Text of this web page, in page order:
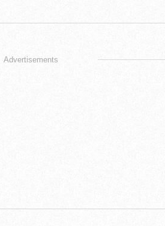
Advertisements